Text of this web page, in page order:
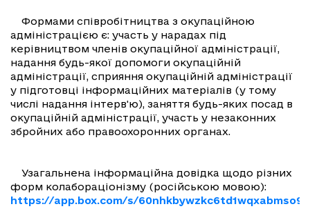
Формами співробітництва з окупаційною
адміністрацією є: участь у нарадах під
керівництвом членів окупаційної адміністрації,
надання будь-якої допомоги окупаційній
адміністрації, сприяння окупаційній адміністрації
у підготовці інформаційних матеріалів (у тому
числі надання інтерв'ю), заняття будь-яких посад в
окупаційній адміністрації, участь у незаконних
збройних або правоохоронних органах.
Узагальнена інформаційна довідка щодо різних
форм колабораціонізму (російською мовою):
https://app.box.com/s/